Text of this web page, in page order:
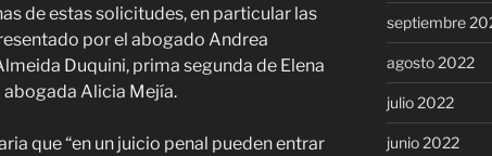
de estas solicitudes, en particular las
por el abogado Andrea
Duquini, prima segunda de Elena
Alicia Mejía.
que “en un juicio penal pueden entrar
septiembre
agosto 2022
julio 2022
junio 2022